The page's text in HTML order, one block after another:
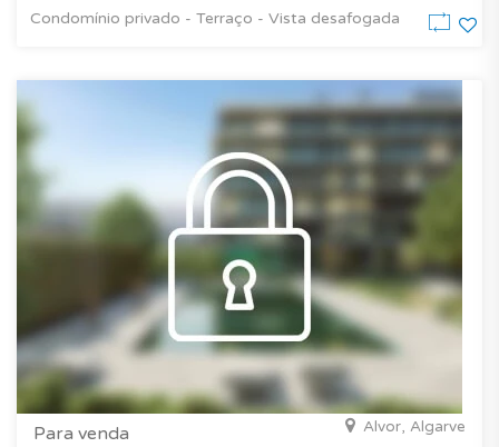
Condomínio privado - Terraço - Vista desafogada
Para venda Alvor, Algarve